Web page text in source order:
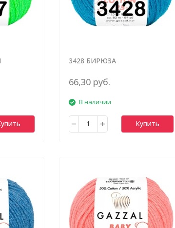
3428 БИРЮЗА
66,30 руб.
В наличии
Купить